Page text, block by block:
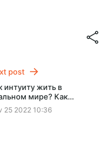
разбор по
post
интуиту жить в
мире? Как
сенсорику?
25 2022 10:36